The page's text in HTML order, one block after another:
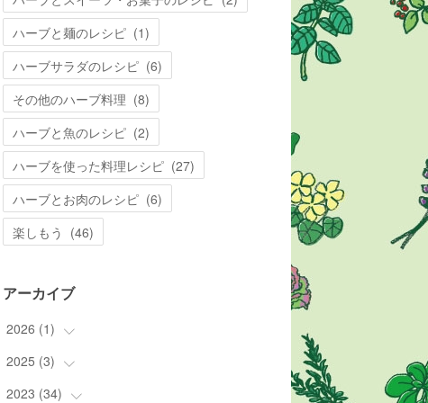
ハーブと麺のレシピ (1)
ハーブサラダのレシピ (6)
その他のハーブ料理 (8)
ハーブと魚のレシピ (2)
ハーブを使った料理レシピ (27)
ハーブとお肉のレシピ (6)
楽しもう (46)
アーカイブ
2026 (1)
(1
2025 (3)
(3)
2023 (34)